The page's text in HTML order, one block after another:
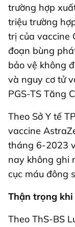
trường hợp
triệu trường
trị của vaccine
đoạn bùng
bảo vệ không
và nguy cơ tử
PGS-TS Tăng
Theo Sở Y tế
vaccine
tháng 6-2023
nay không ghi
cục máu đông
Thận trọng
Theo ThS-BS